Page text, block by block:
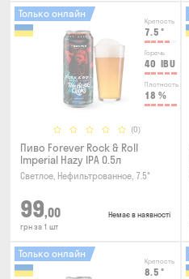
Крепость
7.5 °
Горечь
40 IBU
Плотность
18 %
(0)
Только онлайн
Пиво Forever Rock & Roll
Imperial Hazy IPA 0.5л
Светлое, Нефильтрованное, 7.5°
99,00
грн за 1 шт
Немає в наявності
Крепость
8.5 °
Только онлайн